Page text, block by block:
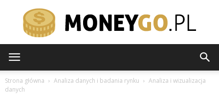
Strona główna Analiza danych i badania rynku
Analiza i wizualizacja
danych